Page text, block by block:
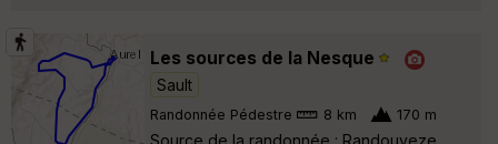
Les sources de la Nesque
Sault
Randonnée Pédestre 8 km 170 m
Source de la randonnée : Randouveze